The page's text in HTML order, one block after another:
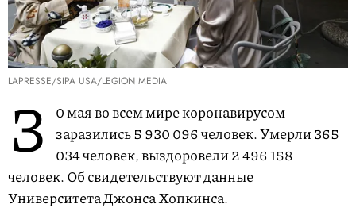
LAPRESSE/SIPA USA/LEGION MEDIA
3
0 мая во всем мире коронавирусом
заразились 5 930 096 человек. Умерли 365
034 человек, выздоровели 2 496 158
человек. Обсвидетельствуютданные
Университета Джонса Хопкинса.